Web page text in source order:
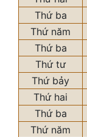
Thứ ba
Thứ năm
Thứ ba
Thứ tư
Thứ bảy
Thứ hai
Thứ ba
Thứ năm